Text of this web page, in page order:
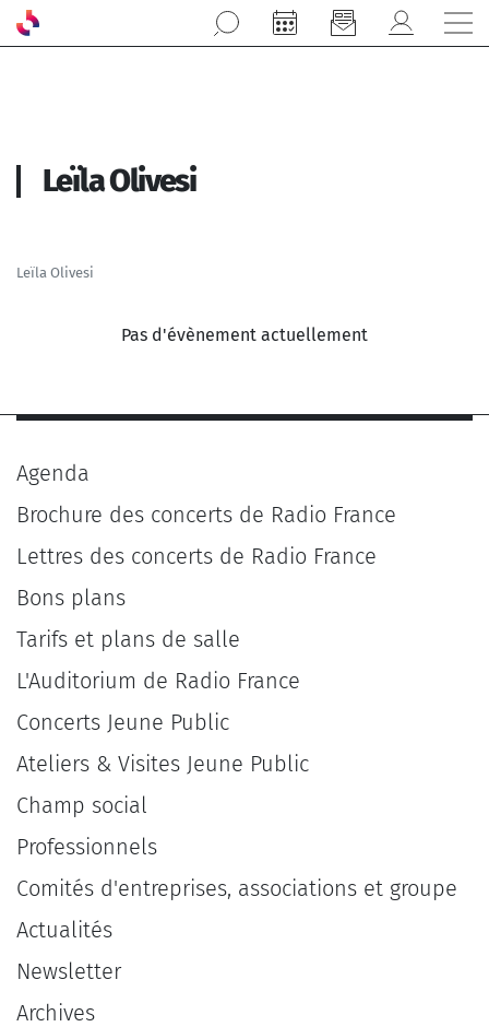
Aller au contenu principal
Leïla Olivesi
Leïla Olivesi
Pas d'évènement actuellement
Agenda
Brochure des concerts de Radio France
Lettres des concerts de Radio France
Bons plans
Tarifs et plans de salle
L'Auditorium de Radio France
Concerts Jeune Public
Ateliers & Visites Jeune Public
Champ social
Professionnels
Comités d'entreprises, associations et groupe
Actualités
Newsletter
Archives